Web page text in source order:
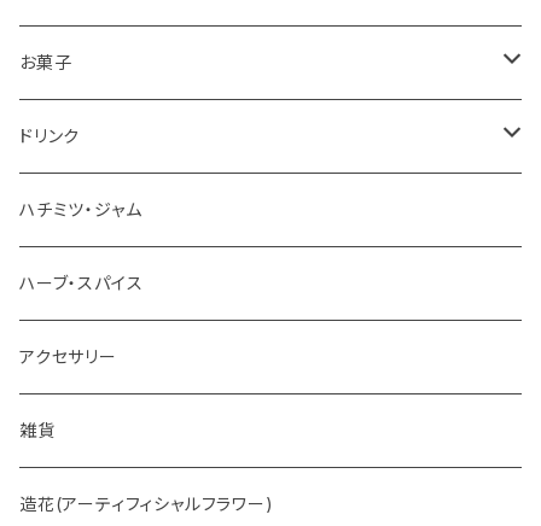
お菓子
チョコレート
ドリンク
お茶
ホットチョコレート
ハチミツ・ジャム
ハーブ・スパイス
アクセサリー
雑貨
造花(アーティフィシャルフラワー)